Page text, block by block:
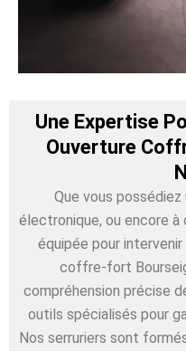
Une Expertise
Ouverture
Que vous
électronique, ou encore
équipée pour
coffre-fort
compréhension précise
outils spécialisés pour
Nos serruriers sont